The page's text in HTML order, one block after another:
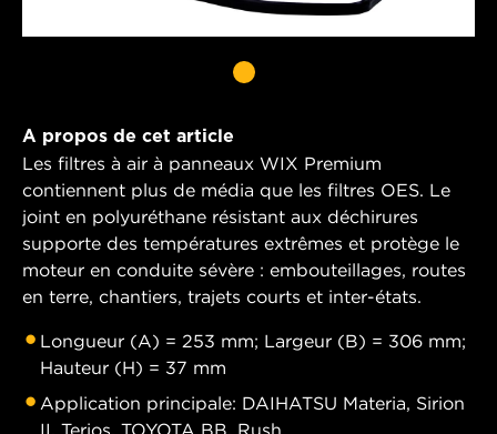
A propos de cet article
Les filtres à air à panneaux WIX Premium
contiennent plus de média que les filtres OES. Le
joint en polyuréthane résistant aux déchirures
supporte des températures extrêmes et protège le
moteur en conduite sévère : embouteillages, routes
en terre, chantiers, trajets courts et inter-états.
Longueur (A) = 253 mm; Largeur (B) = 306 mm;
Hauteur (H) = 37 mm
Application principale: DAIHATSU Materia, Sirion
II, Terios. TOYOTA BB, Rush